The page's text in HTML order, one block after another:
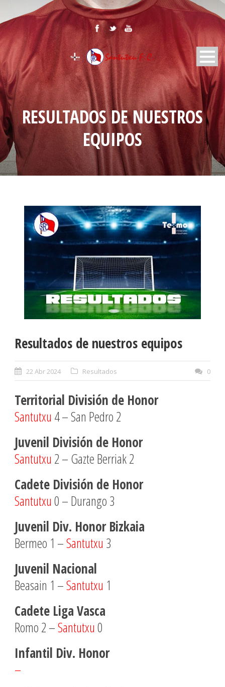
RESULTADOS DE NUESTROS
EQUIPOS
Resultados de nuestros equipos
22 Abr 2024 Resultados 0
Territorial División de Honor
Santutxu 4 – San Pedro 2
Juvenil División de Honor
Santutxu 2 – Gazte Berriak 2
Cadete División de Honor
Santutxu0 – Durango 3
Juvenil Div. Honor Bizkaia
Bermeo 1 –Santutxu 3
Juvenil Nacional
Beasain 1 –Santutxu 1
Cadete Liga Vasca
Romo 2 –Santutxu0
Infantil Div. Honor
–